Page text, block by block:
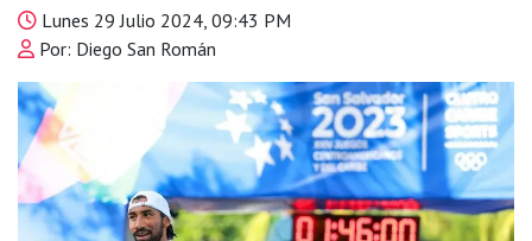
Lunes 29 Julio 2024, 09:43 PM
Por: Diego San Román